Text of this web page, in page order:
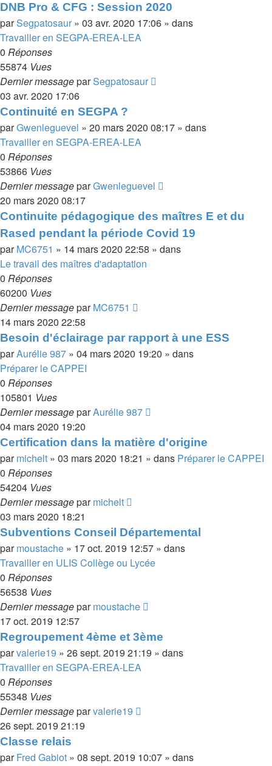
DNB Pro & CFG : Session 2020
parSegpatosaur » 03 avr. 2020 17:06 » dans
Travailler en SEGPA-EREA-LEA
0 Réponses
55874 Vues
Dernier messageparSegpatosaur
03 avr. 2020 17:06
Continuité en SEGPA ?
parGwenleguevel » 20 mars 2020 08:17 » dans
Travailler en SEGPA-EREA-LEA
0 Réponses
53866 Vues
Dernier messageparGwenleguevel
20 mars 2020 08:17
Continuite pédagogique des maîtres E et du
Rased pendant la période Covid 19
parMC6751 » 14 mars 2020 22:58 » dans
Le travail des maîtres d'adaptation
0 Réponses
60200 Vues
Dernier messageparMC6751
14 mars 2020 22:58
Besoin d'éclairage par rapport à une ESS
parAurélie 987 » 04 mars 2020 19:20 » dans
Préparer le CAPPEI
0 Réponses
105801 Vues
Dernier messageparAurélie 987
04 mars 2020 19:20
Certification dans la matière d'origine
parmichelt » 03 mars 2020 18:21 » dans Préparer le CAPPEI
0 Réponses
54204 Vues
Dernier messageparmichelt
03 mars 2020 18:21
Subventions Conseil Départemental
parmoustache » 17 oct. 2019 12:57 » dans
Travailler en ULIS Collège ou Lycée
0 Réponses
56538 Vues
Dernier messageparmoustache
17 oct. 2019 12:57
Regroupement 4ème et 3ème
parvalerie19 » 26 sept. 2019 21:19 » dans
Travailler en SEGPA-EREA-LEA
0 Réponses
55348 Vues
Dernier messageparvalerie19
26 sept. 2019 21:19
Classe relais
parFred Gabiot » 08 sept. 2019 10:07 » dans